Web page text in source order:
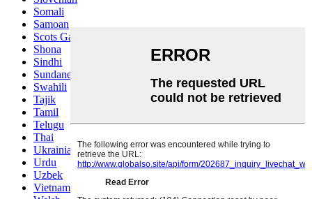
Somali
Samoan
Scots Gaelic
Shona
Sindhi
Sundanese
Swahili
Tajik
Tamil
Telugu
Thai
Ukrainian
Urdu
Uzbek
Vietnamese